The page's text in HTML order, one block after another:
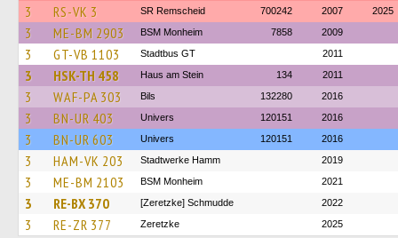
3 RS-VK 3 SR Remscheid 700242 2007 2025
3 ME-BM 2903 BSM Monheim 7858 2009
3 GT-VB 1103 Stadtbus GT 2011
3 HSK-TH 458 Haus am Stein 134 2011
3 WAF-PA 303 Bils 132280 2016
3 BN-UR 403 Univers 120151 2016
3 BN-UR 603 Univers 120151 2016
3 HAM-VK 203 Stadtwerke Hamm 2019
3 ME-BM 2103 BSM Monheim 2021
3 RE-BX 370 [Zeretzke] Schmudde 2022
3 RE-ZR 377 Zeretzke 2025